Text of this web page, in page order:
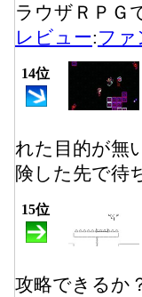
ラウザＲＰＧ
レビュー:ファ
14位
れた目的が無
険した先で待
15位
攻略できるか